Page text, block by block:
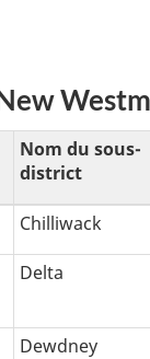
Nom du sous-
district
Chilliwack
Delta
Dewdney